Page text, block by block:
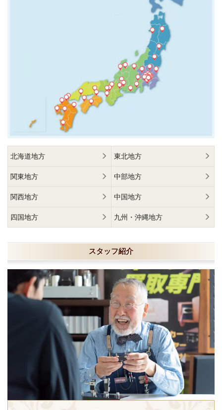
北海道地方 東北地方
関東地方 中部地方
関西地方 中国地方
四国地方 九州・沖縄地方
スタッフ紹介